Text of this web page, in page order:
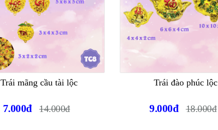
Trái mãng cầu tài lộc
7.000đ 14.000đ
Trái đào phúc lộc
9.000đ 18.000đ